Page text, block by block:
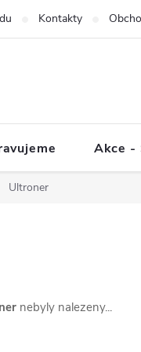
Kontakty
Akce -
Ultroner
nebyly nalezeny...